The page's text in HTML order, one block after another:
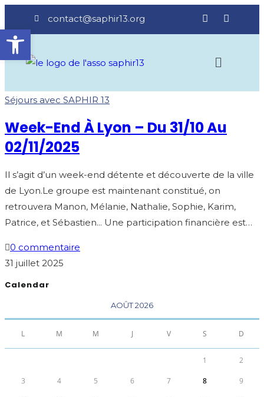
contact@saphir13.org
Séjours avec SAPHIR 13
Week-End À Lyon – Du 31/10 Au
02/11/2025
Il s’agit d’un week-end détente et découverte de la ville
de Lyon.Le groupe est maintenant constitué, on
retrouvera Manon, Mélanie, Nathalie, Sophie, Karim,
Patrice, et Sébastien... Une participation financière est…
0 commentaire
31 juillet 2025
Calendar
AOÛT 2026
L M M J V S D
1 2
3 4 5 6 7 8 9
Ouvrir la barre d’outils